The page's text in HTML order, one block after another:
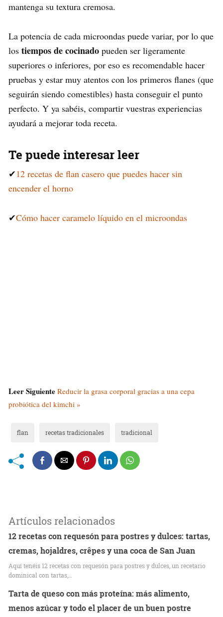
mantenga su textura cremosa.
La potencia de cada microondas puede variar, por lo que
los tiempos de cocinado pueden ser ligeramente
superiores o inferiores, por eso es recomendable hacer
pruebas y estar muy atentos con los primeros flanes (que
seguirán siendo comestibles) hasta conseguir el punto
perfecto. Y ya sabéis, compartir vuestras experiencias
ayudará a mejorar toda receta.
Te puede interesar leer
✔12 recetas de flan casero que puedes hacer sin
encender el horno
✔Cómo hacer caramelo líquido en el microondas
Leer Siguiente Reducir la grasa corporal gracias a una cepa
probiótica del kimchi »
flan recetas tradicionales tradicional
Artículos relacionados
12 recetas con requesón para postres y dulces: tartas,
cremas, hojaldres, crêpes y una coca de San Juan
Aquí tenéis 12 recetas con requesón para postres y dulces, un recetario
dominical con tartas,…
Tarta de queso con más proteína: más alimento,
menos azúcar y todo el placer de un buen postre